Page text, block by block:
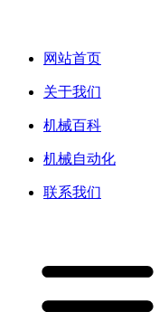
网站首页
关于我们
机械百科
机械自动化
联系我们